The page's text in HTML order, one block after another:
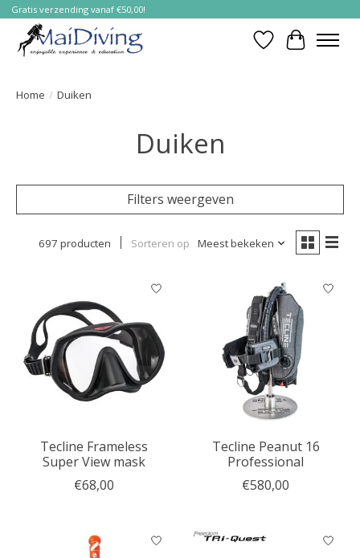
Gratis verzending vanaf €50,00!
Verlanglijst
Home / Duiken
Duiken
Filters weergeven
697 producten Sorteren op Meest bekeken
Tecline Frameless
Super View mask
€68,00
Tecline Peanut 16
Professional
€580,00